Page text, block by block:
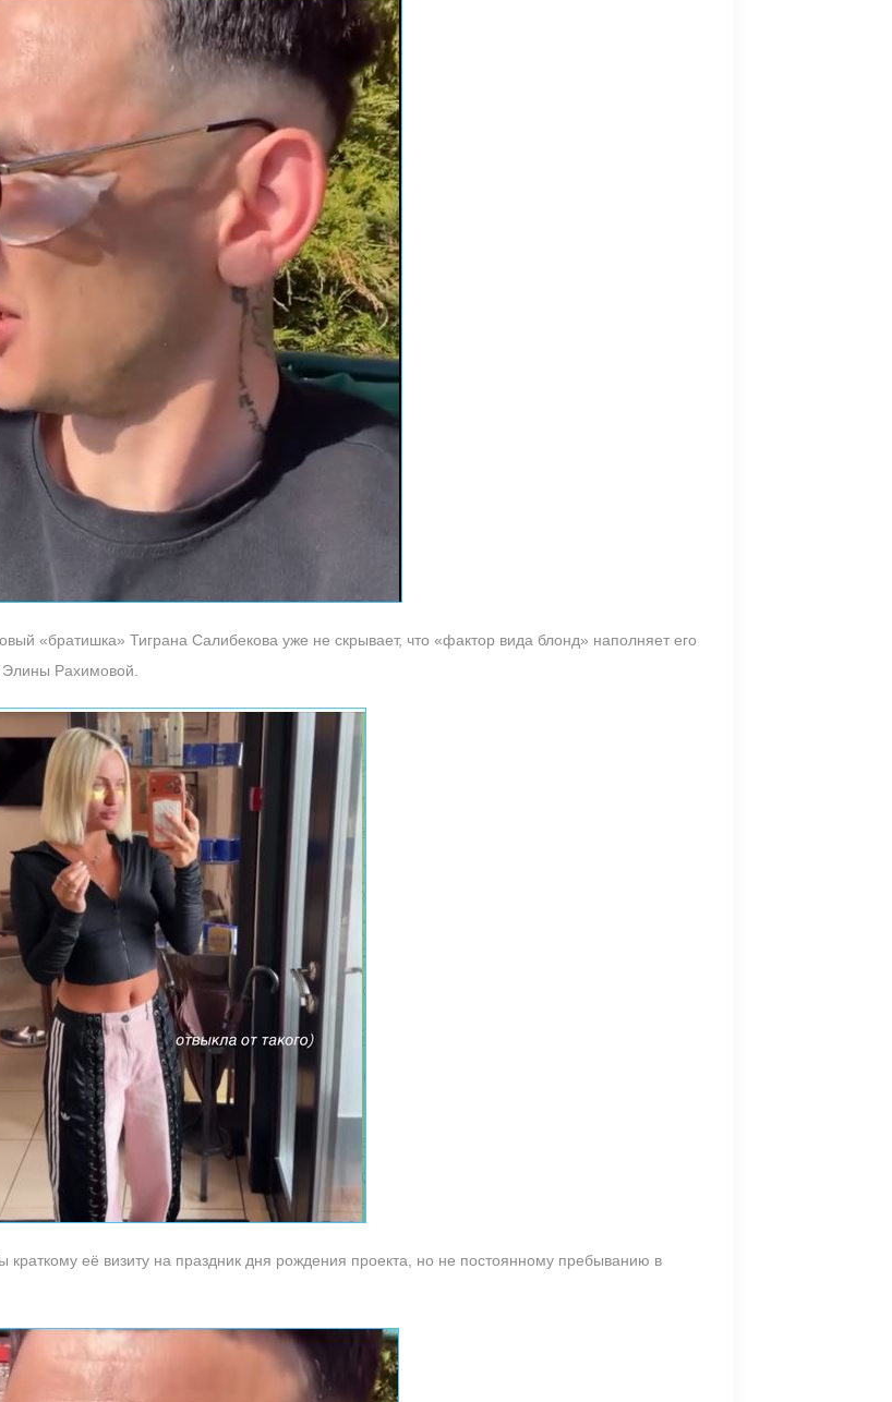
«братишка» Тиграна Салибекова уже не скрывает, что «фактор вида блонд» наполняет его
Рахимовой.
её визиту на праздник дня рождения проекта, но не постоянному пребыванию в